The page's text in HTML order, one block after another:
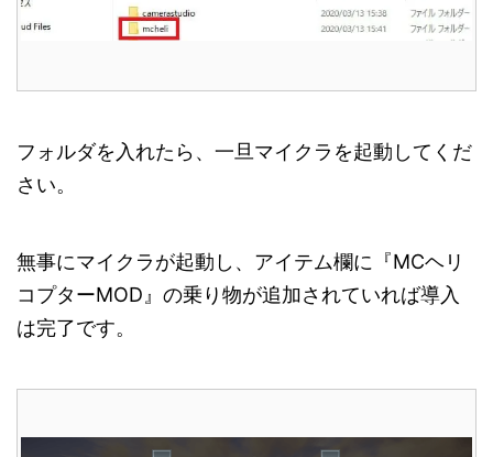
フォルダを入れたら、一旦マイクラを起動してくだ
さい。
無事にマイクラが起動し、アイテム欄に『MCヘリ
コプターMOD』の乗り物が追加されていれば導入
は完了です。